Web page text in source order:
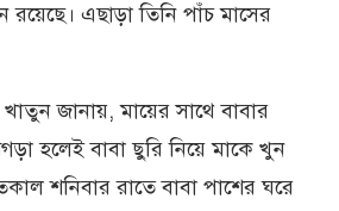
রয়েছে। এছাড়া তিনি পাঁচ মাসের
খাতুন জানায়, মায়ের সাথে বাবার
হলেই বাবা ছুরি নিয়ে মাকে খুন
শনিবার রাতে বাবা পাশের ঘরে